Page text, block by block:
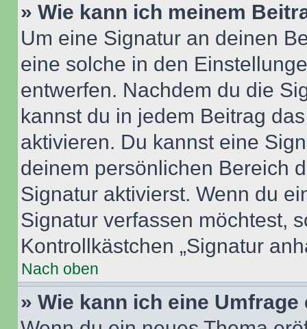
» Wie kann ich meinem
Um eine Signatur an deinen
eine solche in den
entwerfen. Nachdem du die
kannst du in jedem Beitrag
aktivieren. Du kannst eine
deinem persönlichen Bereich
Signatur aktivierst. Wenn du
Signatur verfassen möchtest,
Kontrollkästchen „Signatur
Nach oben
» Wie kann ich eine